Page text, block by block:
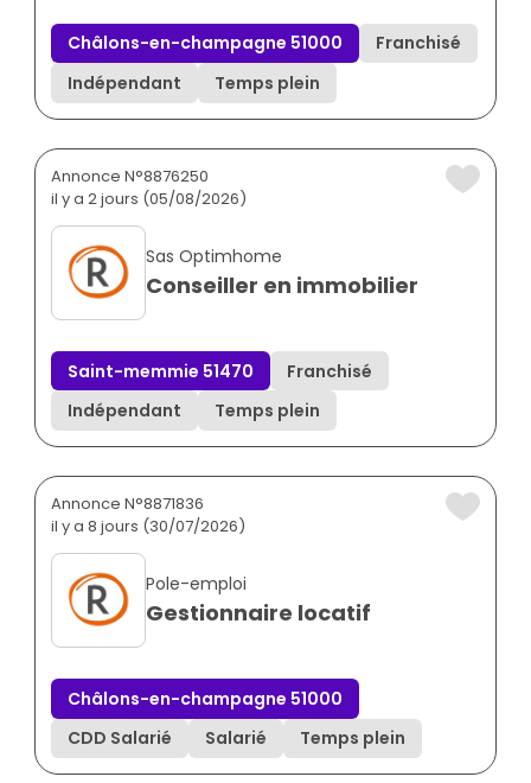
Châlons-en-champagne 51000
Franchisé
Indépendant
Temps plein
Annonce N°8876250
il y a 2 jours (05/08/2026)
Sas Optimhome
Conseiller en immobilier
Saint-memmie 51470
Franchisé
Indépendant
Temps plein
Annonce N°8871836
il y a 8 jours (30/07/2026)
Pole-emploi
Gestionnaire locatif
Châlons-en-champagne 51000
CDD Salarié
Salarié Temps plein